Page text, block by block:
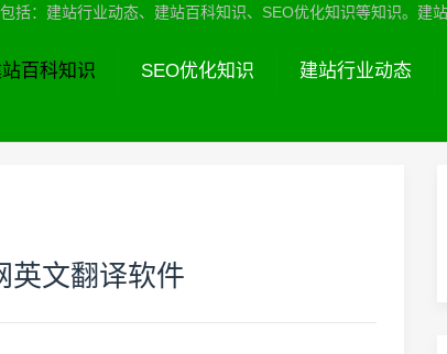
括：建站行业动态、建站百科知识、SEO优化知识等知识。建
百科知识 SEO优化知识 建站行业动态
英文翻译软件